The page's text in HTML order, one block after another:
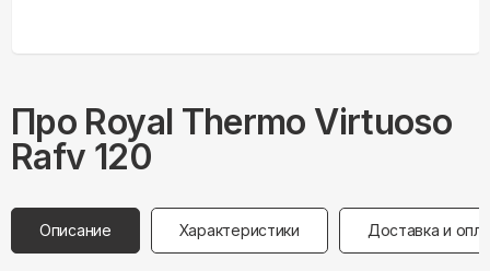
Про Royal Thermo Virtuoso
Rafv 120
Описание Характеристики Доставка и